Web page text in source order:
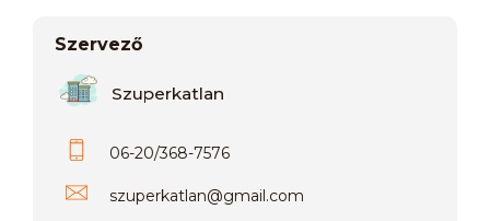
Szervező
Szuperkatlan
06-20/368-7576
szuperkatlan@gmail.com